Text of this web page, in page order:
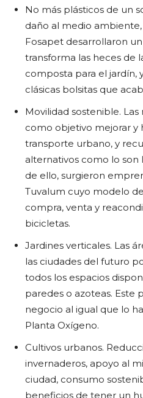
No más plásticos de un
daño al medio
Fosapet desarrollaron
transforma las heces de
composta para el jardín,
clásicas bolsitas que
Movilidad sostenible.
como objetivo mejorar y
transporte urbano, y
alternativos como lo son
de ello, surgieron
Tuvalum cuyo modelo
compra, venta y
bicicletas.
Jardines verticales. Las
las ciudades del futuro
todos los espacios
paredes o azoteas. Este
negocio al igual que lo
Planta Oxígeno.
Cultivos urbanos.
invernaderos, apoyo al
ciudad, consumo
beneficios de tener un